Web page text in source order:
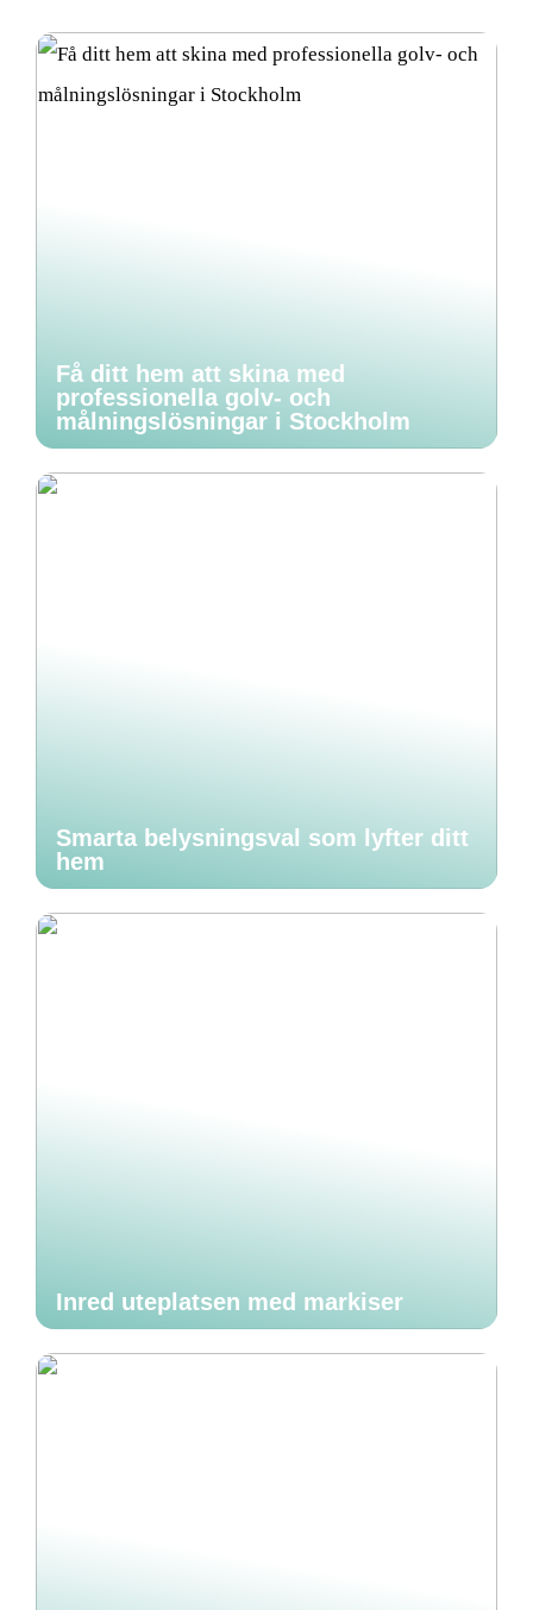
Få ditt hem att skina med
professionella golv- och
målningslösningar i Stockholm
Smarta belysningsval som lyfter ditt
hem
Inred uteplatsen med markiser